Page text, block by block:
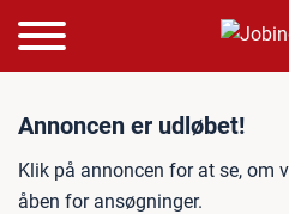
Jobannonce:
Annoncen er udløbet!
Klik på annoncen for at se, om
åben for ansøgninger.